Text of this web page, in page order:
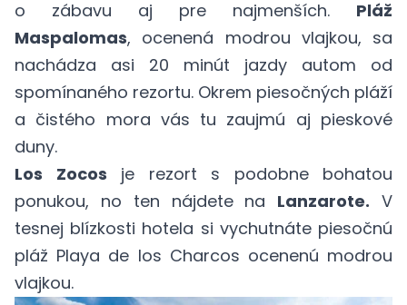
o zábavu aj pre najmenších. Pláž
Maspalomas, ocenená modrou vlajkou, sa
nachádza asi 20 minút jazdy autom od
spomínaného rezortu. Okrem piesočných pláží
a čistého mora vás tu zaujmú aj pieskové
duny.
Los Zocos je rezort s podobne bohatou
ponukou, no ten nájdete na Lanzarote. V
tesnej blízkosti hotela si vychutnáte piesočnú
pláž Playa de los Charcos ocenenú modrou
vlajkou.